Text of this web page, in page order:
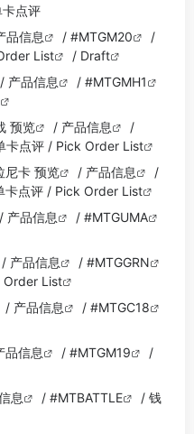
卡点评
品信息 / #MTGM20
/
List / Draft
/ 产品信息 / #MTGMH1
预览
/ 产品信息
/
卡点评 / Pick Order List
尼卡 预览
/ 产品信息
/
卡点评 / Pick Order List
/ 产品信息 / #MTGUMA
/ 产品信息 / #MTGGRN
Order List
/ 产品信息 / #MTGC18
品信息 / #MTGM19
/
息 / #MTBATTLE / 钱